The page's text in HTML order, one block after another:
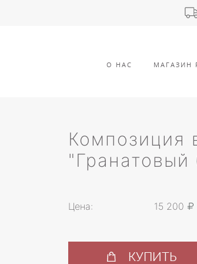
О НАС МАГАЗИН
Композиция
"Гранатовый
Цена: 15 200
КУПИТЬ